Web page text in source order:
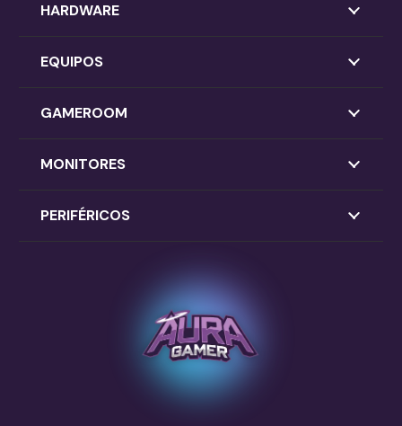
HARDWARE
EQUIPOS
GAMEROOM
MONITORES
PERIFÉRICOS